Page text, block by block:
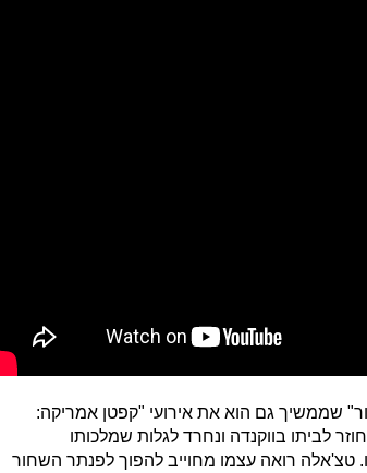
שממשיך גם הוא את אירועי "קפטן אמריקה:
לביתו בווקנדה ונחרד לגלות שמלכותו
טצ'אלה רואה עצמו מחוייב להפוך לפנתר השחור